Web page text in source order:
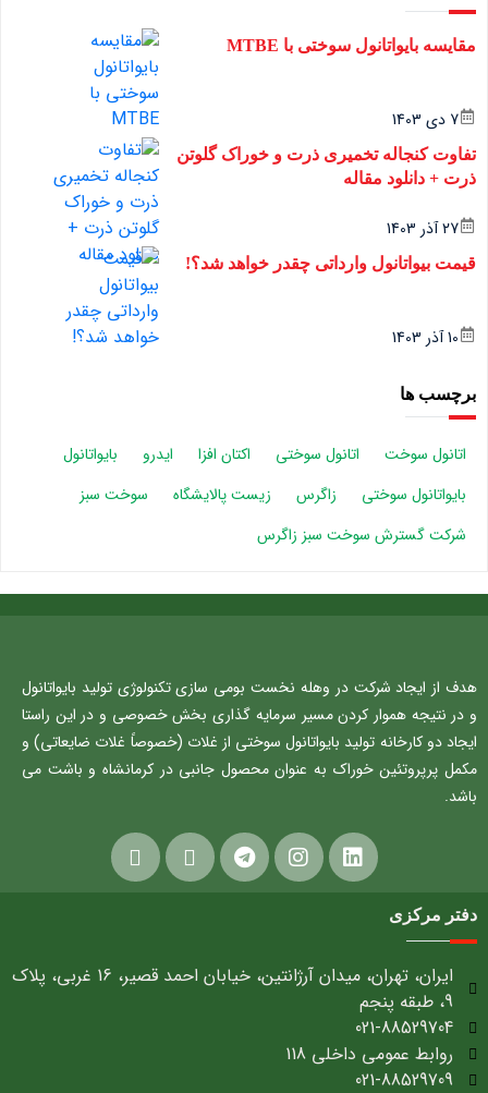
مقایسه بایواتانول سوختی با MTBE
7 دی 1403
تفاوت کنجاله تخمیری ذرت و خوراک گلوتن
ذرت + دانلود مقاله
27 آذر 1403
قیمت بیواتانول وارداتی چقدر خواهد شد؟!
10 آذر 1403
برچسب ها
اتانول سوخت اتانول سوختی اکتان افزا ایدرو
بایواتانول
بایواتانول سوختی
زاگرس زیست پالایشگاه
سوخت سبز
شرکت گسترش سوخت سبز زاگرس
هدف از ایجاد شرکت در وهله نخست بومی سازی تکنولوژی تولید بایواتانول
و در نتیجه هموار کردن مسیر سرمایه گذاری بخش خصوصی و در این راستا
ایجاد دو کارخانه تولید بایواتانول سوختی از غلات (خصوصاً غلات ضایعاتی) و
مکمل پرپروتئین خوراک به عنوان محصول جانبی در کرمانشاه و باشت می
باشد.
دفتر مرکزی
ایران، تهران، میدان آرژانتین، خیابان احمد قصیر، 16 غربی، پلاک
9، طبقه پنجم
021-88529704
روابط عمومی داخلی 118
021-88529709